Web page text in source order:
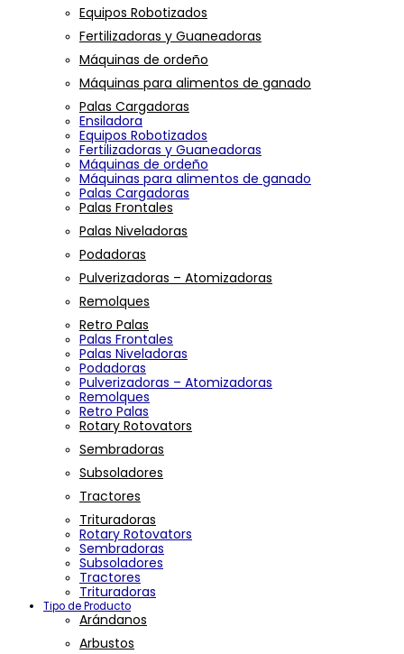
Equipos Robotizados
Fertilizadoras y Guaneadoras
Máquinas de ordeño
Máquinas para alimentos de ganado
Palas Cargadoras
Ensiladora
Equipos Robotizados
Fertilizadoras y Guaneadoras
Máquinas de ordeño
Máquinas para alimentos de ganado
Palas Cargadoras
Palas Frontales
Palas Niveladoras
Podadoras
Pulverizadoras – Atomizadoras
Remolques
Retro Palas
Palas Frontales
Palas Niveladoras
Podadoras
Pulverizadoras – Atomizadoras
Remolques
Retro Palas
Rotary Rotovators
Sembradoras
Subsoladores
Tractores
Trituradoras
Rotary Rotovators
Sembradoras
Subsoladores
Tractores
Trituradoras
Tipo de Producto
Arándanos
Arbustos